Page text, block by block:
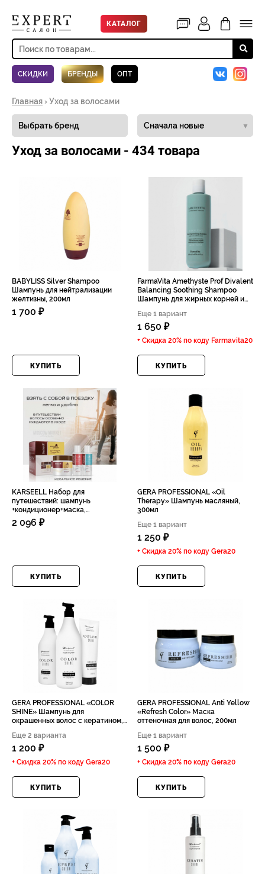
СКИДКИ БРЕНДЫ ОПТ
КАТАЛОГ
Главная › Уход за волосами
▼
Уход за волосами - 434 товара
BABYLISS Silver Shampoo
Шампунь для нейтрализации
желтизны, 200мл
1 700 ₽
КУПИТЬ
FarmaVita Amethyste Prof Divalent
Balancing Soothing Shampoo
Шампунь для жирных корней и
Еще 1 вариант
1 650 ₽
+ Скидка 20% по коду Farmavita20
КУПИТЬ
KARSEELL Набор для
путешествий: шампунь
+кондиционер+маска,
70мл+70мл+100мл
2 096 ₽
КУПИТЬ
GERA PROFESSIONAL «Oil
Therapy» Шампунь масляный,
300мл
Еще 1 вариант
1 250 ₽
+ Скидка 20% по коду Gera20
КУПИТЬ
GERA PROFESSIONAL «COLOR
SHINE» Шампунь для
окрашенных волос с кератином,
Еще 2 варианта
1 200 ₽
+ Скидка 20% по коду Gera20
КУПИТЬ
GERA PROFESSIONAL Anti Yellow
«Refresh Color» Маска
оттеночная для волос, 200мл
Еще 1 вариант
1 500 ₽
+ Скидка 20% по коду Gera20
КУПИТЬ